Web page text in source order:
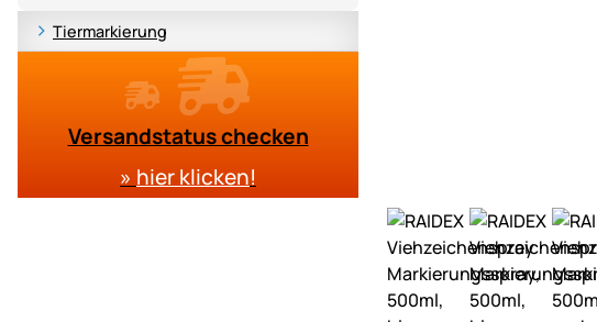
Tiermarkierung
Versandstatus checken
» hier klicken!